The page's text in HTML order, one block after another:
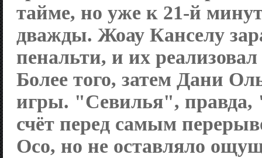
тайме, но уже к 21-й
дважды. Жоау Канселу
пенальти, и их
Более того, затем Дани
игры. "Севилья", правда,
счёт перед самым
Осо, но не оставляло